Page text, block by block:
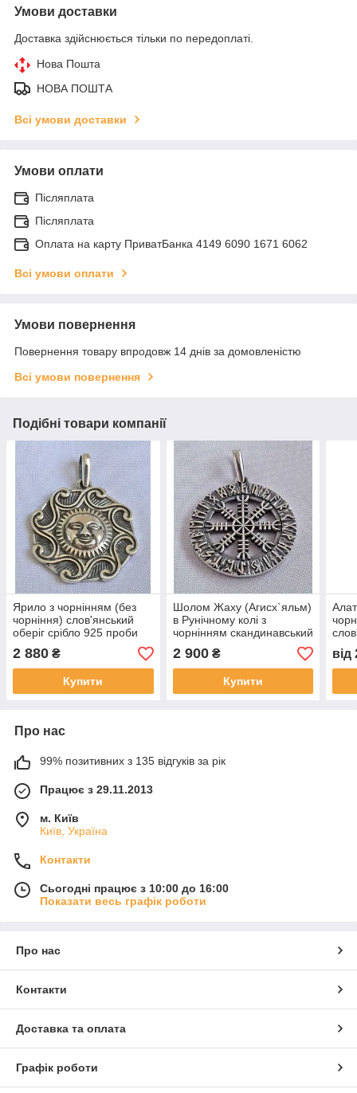
Умови доставки
Доставка здійснюється тільки по передоплаті.
Нова Пошта
НОВА ПОШТА
Всі умови доставки
Умови оплати
Післяплата
Післяплата
Оплата на карту ПриватБанка 4149 6090 1671 6062
Всі умови оплати
Умови повернення
Повернення товару впродовж 14 днів за домовленістю
Всі умови повернення
Подібні товари компанії
Ярило з чорнінням (без
чорніння) слов'янський
оберіг срібло 925 проби
2 880 ₴
Купити
Шолом Жаху (Агисх`яльм)
в Рунічному колі з
чорнінням скандинавський
оберіг із срібла 925 проби
2 900₴
Купити
від
Про нас
99% позитивних з 135 відгуків за рік
Працює з 29.11.2013
м. Київ
Київ, Україна
Контакти
Сьогодні працює з 10:00 до 16:00
Показати весь графік роботи
Про нас
Контакти
Доставка та оплата
Графік роботи